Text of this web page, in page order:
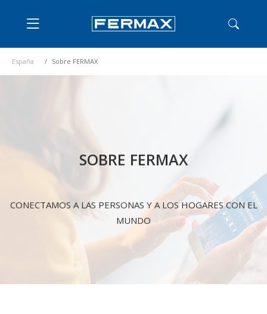
España Sobre FERMAX
SOBRE FERMAX
CONECTAMOS A LAS PERSONAS Y A LOS HOGARES CON EL
MUNDO